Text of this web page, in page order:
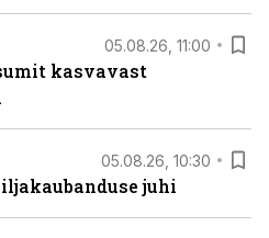
05.08.26, 11:00
kasvavast
05.08.26, 10:30
juhi